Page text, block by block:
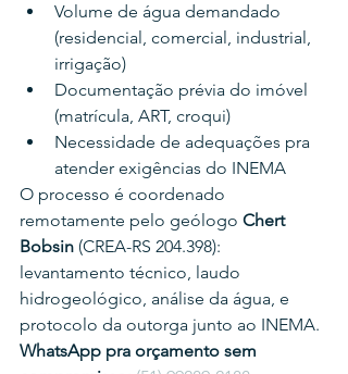
Volume de água demandado
(residencial, comercial, industrial,
irrigação)
Documentação prévia do imóvel
(matrícula, ART, croqui)
Necessidade de adequações pra
atender exigências do INEMA
O processo é coordenado
remotamente pelo geólogo Chert
Bobsin (CREA-RS 204.398):
levantamento técnico, laudo
hidrogeológico, análise da água, e
protocolo da outorga junto ao INEMA.
WhatsApp pra orçamento sem